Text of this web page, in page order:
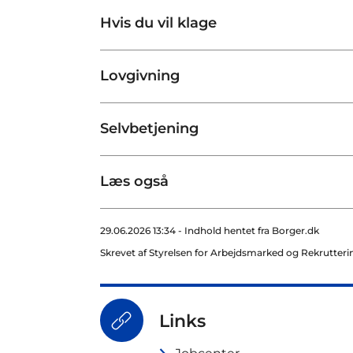
Hvis du vil klage
Lovgivning
Selvbetjening
Læs også
29.06.2026 13:34 - Indhold hentet fra Borger.dk
Skrevet af Styrelsen for Arbejdsmarked og
Links